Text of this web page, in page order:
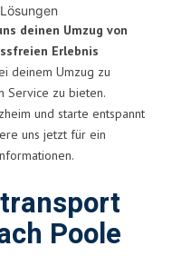
deinen Umzug von
Erlebnis
deinem Umzug zu
Service zu bieten.
und starte entspannt
uns jetzt für ein
Poole